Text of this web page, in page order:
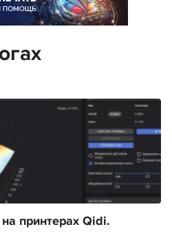
принтерах Qidi.